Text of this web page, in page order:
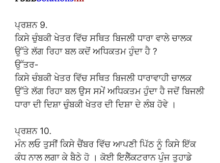
ਪ੍ਰਸ਼ਨ 9.
ਕਿਸੇ ਚੁੰਬਕੀ ਖੇਤਰ ਵਿੱਚ ਸਥਿਤ ਬਿਜਲੀ ਧਾਰਾ ਵਾਲੇ ਚਾਲਕ
ਉੱਤੇ ਲੱਗ ਰਿਹਾ ਬਲ ਕਦੋਂ ਅਧਿਕਤਮ ਹੁੰਦਾ ਹੈ ?
ਉੱਤਰ-
ਕਿਸੇ ਚੰਬਕੀ ਖੇਤਰ ਵਿੱਚ ਸਥਿਤ ਬਿਜਲੀ ਧਾਰਾਵਾਹੀ ਚਾਲਕ
ਉੱਤੇ ਲੱਗ ਰਿਹਾ ਬਲ ਉਸ ਸਮੇਂ ਅਧਿਕਤਮ ਹੁੰਦਾ ਹੈ ਜਦੋਂ ਬਿਜਲੀ
ਧਾਰਾ ਦੀ ਦਿਸ਼ਾ ਚੁੰਬਕੀ ਖੇਤਰ ਦੀ ਦਿਸ਼ਾ ਦੇ ਲੰਬ ਹੋਵੇ ।
ਪ੍ਰਸ਼ਨ 10.
ਮੰਨ ਲਓ ਤੁਸੀਂ ਕਿਸੇ ਚੈਂਬਰ ਵਿੱਚ ਆਪਣੀ ਪਿੱਠ ਨੂੰ ਕਿਸੇ ਇੱਕ
ਕੰਧ ਨਾਲ ਲਗਾ ਕੇ ਬੈਠੇ ਹੋ । ਕੋਈ ਇਲੈੱਕਟਰਾਨ ਪੁੰਜ ਤੁਹਾਡੇ